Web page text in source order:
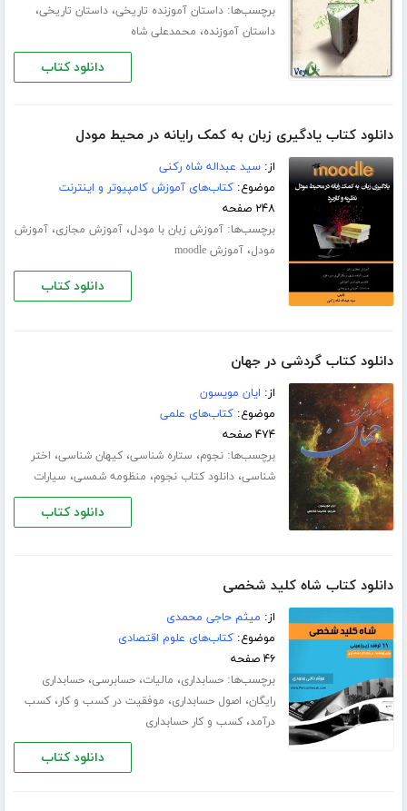
برچسب‌ها:داستان آموزنده تاریخی،داستان تاریخی،
داستان آموزنده، محمدعلی شاه
دانلود کتاب
دانلود کتاب یادگیری زبان به کمک رایانه در محیط مودل
از:سید عبداله شاه رکنی
موضوع:کتاب‌های آموزش کامپیوتر و اینترنت
۲۴۸ صفحه
برچسب‌ها:آموزش زبان با مودل،آموزش مجازی،آموزش
مودل،آموزش moodle
دانلود کتاب
دانلود کتاب گردشی در جهان
از: ایان مویسون
موضوع:کتاب‌های علمی
۴۷۴ صفحه
برچسب‌ها:نجوم، ستاره شناسی،کیهان شناسی، اختر
شناسی،دانلود کتاب نجوم، منظومه شمسی، سیارات
دانلود کتاب
دانلود کتاب شاه کلید شخصی
از: میثم حاجی محمدی
موضوع:کتاب‌های علوم اقتصادی
۴۶ صفحه
برچسب‌ها:حسابداری، مالیات،حسابرسی،حسابداری
رایگان، اصول حسابداری، موفقیت در کسب و کار،کسب
درآمد،کسب و کار حسابداری
دانلود کتاب